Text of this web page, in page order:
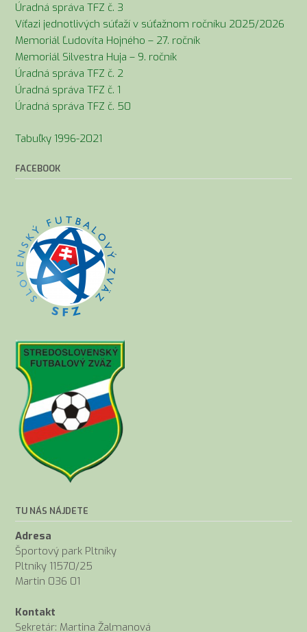
Úradná správa TFZ č. 3
Víťazi jednotlivých súťaží v súťažnom ročníku 2025/2026
Memoriál Ľudovíta Hojného – 27. ročník
Memoriál Silvestra Huja – 9. ročník
Úradná správa TFZ č. 2
Úradná správa TFZ č. 1
Úradná správa TFZ č. 50
Tabuľky 1996-2021
FACEBOOK
TU NÁS NÁJDETE
Adresa
Športový park Pltníky
Pltníky 11570/25
Martin 036 01
Kontakt
Sekretár: Martina Žalmanová